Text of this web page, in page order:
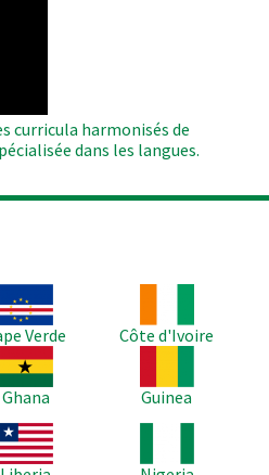
curricula harmonisés de
dans les langues.
Verde
Côte d'Ivoire
Ghana
Guinea